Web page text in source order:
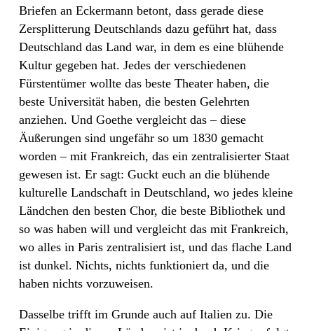
Briefen an Eckermann betont, dass gerade diese
Zersplitterung Deutschlands dazu geführt hat, dass
Deutschland das Land war, in dem es eine blühende
Kultur gegeben hat. Jedes der verschiedenen
Fürstentümer wollte das beste Theater haben, die
beste Universität haben, die besten Gelehrten
anziehen. Und Goethe vergleicht das – diese
Äußerungen sind ungefähr so um 1830 gemacht
worden – mit Frankreich, das ein zentralisierter Staat
gewesen ist. Er sagt: Guckt euch an die blühende
kulturelle Landschaft in Deutschland, wo jedes kleine
Ländchen den besten Chor, die beste Bibliothek und
so was haben will und vergleicht das mit Frankreich,
wo alles in Paris zentralisiert ist, und das flache Land
ist dunkel. Nichts, nichts funktioniert da, und die
haben nichts vorzuweisen.
Dasselbe trifft im Grunde auch auf Italien zu. Die